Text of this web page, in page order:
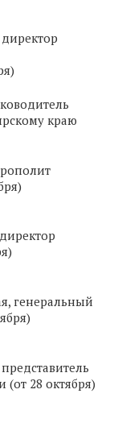
краю
генеральный
(от 28 октября)